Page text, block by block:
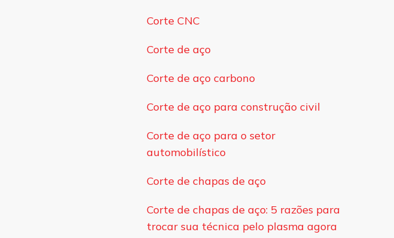
Corte CNC
Corte de aço
Corte de aço carbono
Corte de aço para construção civil
Corte de aço para o setor
automobilístico
Corte de chapas de aço
Corte de chapas de aço: 5 razões para
trocar sua técnica pelo plasma agora